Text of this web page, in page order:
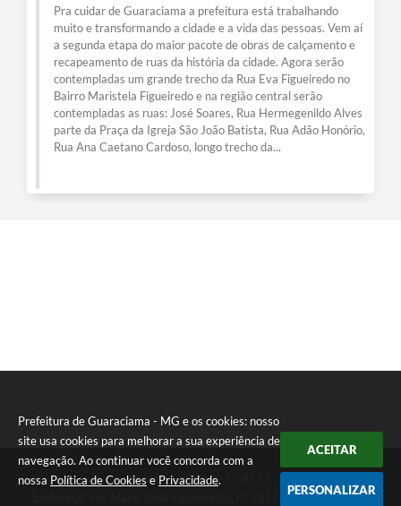
Prefeitura de Guaraciama - MG e os cookies: nosso
site usa cookies para melhorar a sua experiência de
navegação. Ao continuar você concorda com a
nossa Política de Cookies e Privacidade.
ACEITAR
PERSONALIZAR
Vem aí
Alves
Honório,
ABASTECIDOS COM ENERGIA SOLAR – PROJETO
REPRESENTA MAIS DE 80% DE ECONOMIA COM
CONTAS DE ENERGIA ELÉTRICA Depois de implantar
iluminação de led em 100% da cidade, agora, a
está concluindo o projeto de instalação de sistema
fotovoltaico em prédios públicos do município, o que
permitirá o uso de energia renovável com economia de
recursos. Agora todos os prédios públicos irão usar
solar, gerando uma redução de mais de 80% dos gastos
Telefone: (38) 3251-8157
Endereço: Av. Maria José Figueiredo, n° 307 | CEP: 39397-000